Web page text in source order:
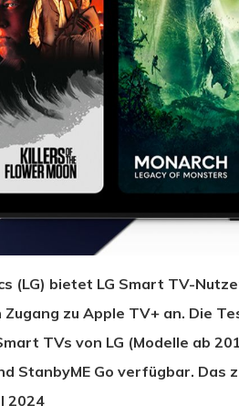
zum Suchen oder ESC zum
(LG) bietet LG Smart TV-
zu Apple TV+ an. Die
TVs von LG (Modelle ab
StanbyME Go verfügbar.
2024